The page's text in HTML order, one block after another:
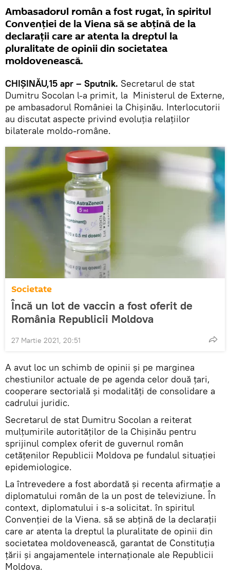
Ambasadorul român a fost rugat, în spiritul
Convenției de la Viena să se abțină de la
declarații care ar atenta la dreptul la
pluralitate de opinii din societatea
moldovenească.
CHIȘINĂU,15 apr – Sputnik. Secretarul de stat
Dumitru Socolan l-a primit, la Ministerul de Externe,
pe ambasadorul României la Chișinău. Interlocutorii
au discutat aspecte privind evoluţia relaţiilor
bilaterale moldo-române.
Societate
Încă un lot de vaccin a fost oferit de
România Republicii Moldova
27 Martie 2021, 20:51
A avut loc un schimb de opinii și pe marginea
chestiunilor actuale de pe agenda celor două ţari,
cooperare sectorială și modalități de consolidare a
cadrului juridic.
Secretarul de stat Dumitru Socolan a reiterat
mulțumirile autorităților de la Chișinău pentru
sprijinul complex oferit de guvernul român
cetățenilor Republicii Moldova pe fundalul situației
epidemiologice.
La întrevedere a fost abordată și recenta afirmație a
diplomatului român de la un post de televiziune. În
context, diplomatului i s-a solicitat. în spiritul
Convenției de la Viena. să se abțină de la declarații
care ar atenta la dreptul la pluralitate de opinii din
societatea moldovenească, garantat de Constituția
țării și angajamentele internaționale ale Republicii
Moldova.